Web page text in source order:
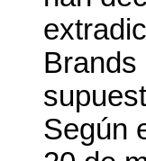
Brands
Según